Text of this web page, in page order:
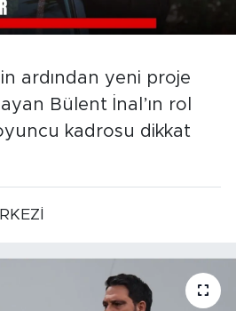
ardından yeni proje
Bülent İnal’ın rol
kadrosu dikkat